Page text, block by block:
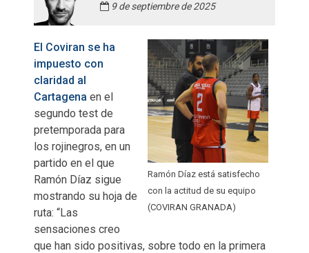
9 de septiembre de 2025
Ramón Díaz está satisfecho
con la actitud de su equipo
(COVIRAN GRANADA)
El Coviran se ha
impuesto con
claridad al
Cartagena en el
segundo test de
pretemporada para
los rojinegros, en un
partido en el que
Ramón Díaz sigue
mostrando su hoja de
ruta: “Las
sensaciones creo
que han sido positivas, sobre todo en la primera